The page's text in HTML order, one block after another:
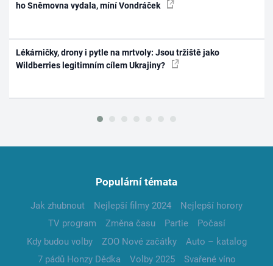
ho Sněmovna vydala, míní Vondráček
Lékárničky, drony i pytle na mrtvoly: Jsou tržiště jako
Wildberries legitimním cílem Ukrajiny?
Populární témata
Jak zhubnout Nejlepší filmy 2024
Nejlepší horory
TV program
Změna času Partie
Počasí
Kdy budou volby
ZOO Nové začátky
Auto – katalog
7 pádů Honzy Dědka
Volby 2025
Svařené víno